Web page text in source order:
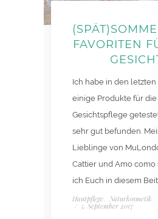
FAVORITEN
Ich habe in den
einige Produkte für die
Gesichtspflege
sehr gut befunden.
Lieblinge von
Cattier und Amo como
ich Euch in diesem
Hautpflege, Naturkosmetik
/ 5. September 2017